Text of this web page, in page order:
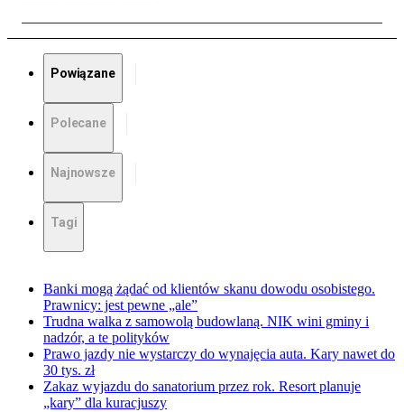
Powiązane
Polecane
Najnowsze
Tagi
Banki mogą żądać od klientów skanu dowodu osobistego.
Prawnicy: jest pewne „ale”
Trudna walka z samowolą budowlaną. NIK wini gminy i
nadzór, a te polityków
Prawo jazdy nie wystarczy do wynajęcia auta. Kary nawet do
30 tys. zł
Zakaz wyjazdu do sanatorium przez rok. Resort planuje
„kary” dla kuracjuszy